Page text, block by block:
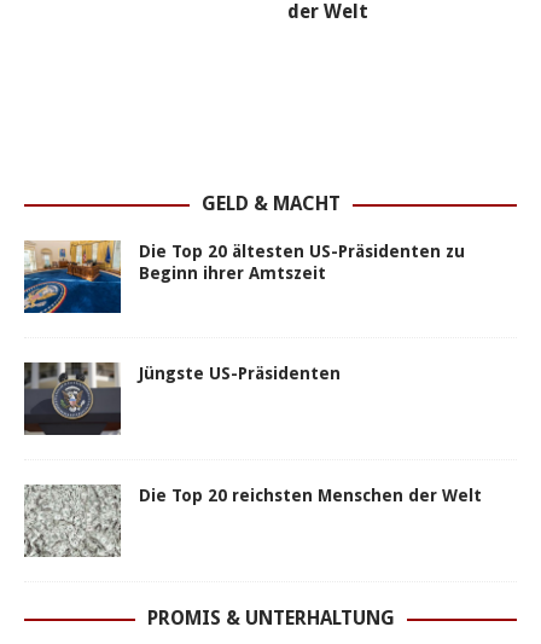
GELD & MACHT
Die Top 20 ältesten US-Präsidenten zu
Beginn ihrer Amtszeit
Jüngste US-Präsidenten
Die Top 20 reichsten Menschen der Welt
PROMIS & UNTERHALTUNG